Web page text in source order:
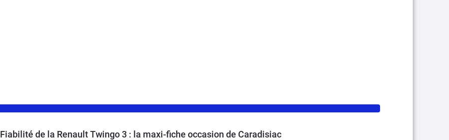
Fiabilité de la Renault Twingo 3 : la maxi-fiche occasion de Caradisiac